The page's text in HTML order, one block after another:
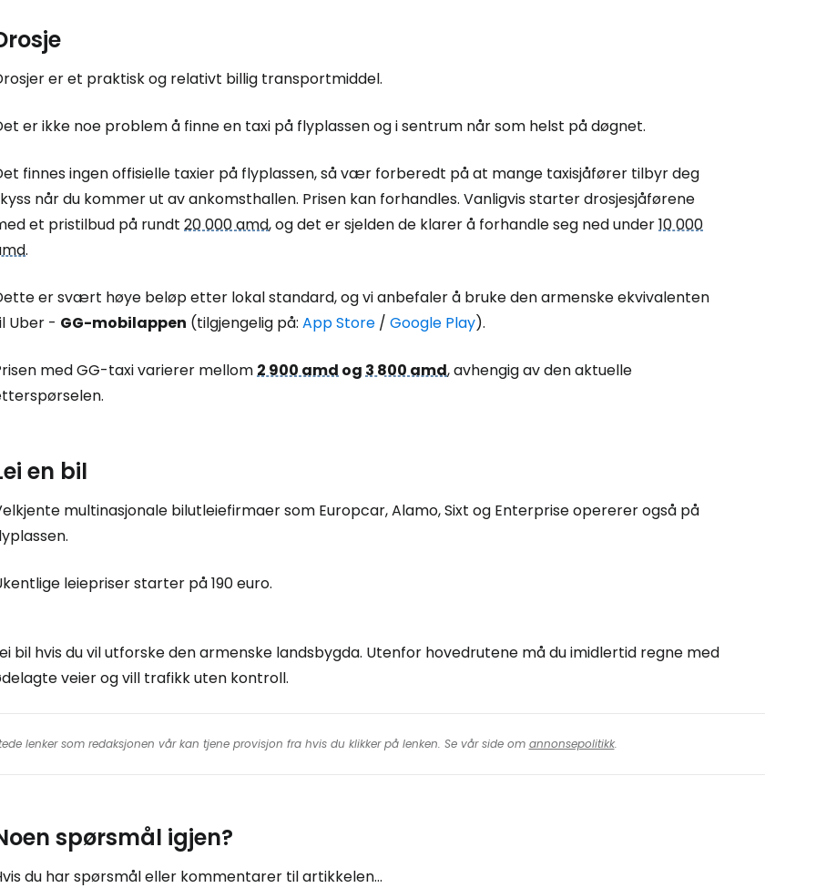
er et praktisk og relativt billig transportmiddel.
er ikke noe problem å finne en taxi på flyplassen og i sentrum når som helst på døgnet.
finnes ingen offisielle taxier på flyplassen, så vær forberedt på at mange taxisjåfører tilbyr deg
når du kommer ut av ankomsthallen. Prisen kan forhandles. Vanligvis starter drosjesjåførene
et pristilbud på rundt 20 000 amd, og det er sjelden de klarer å forhandle seg ned under10 000
.
er svært høye beløp etter lokal standard, og vi anbefaler å bruke den armenske ekvivalenten
Uber - GG-mobilappen (tilgjengelig på: App Store / Google Play).
med GG-taxi varierer mellom2 900 amdog3 800 amd, avhengig av den aktuelle
en bil
multinasjonale bilutleiefirmaer som Europcar, Alamo, Sixt og Enterprise opererer også på
leiepriser starter på 190 euro.
bil hvis du vil utforske den armenske landsbygda. Utenfor hovedrutene må du imidlertid regne med
veier og vill trafikk uten kontroll.
lenker som redaksjonen vår kan tjene provisjon fra hvis du klikker på lenken. Se vår side om annonsepolitikk.
spørsmål igjen?
du har spørsmål eller kommentarer til artikkelen...